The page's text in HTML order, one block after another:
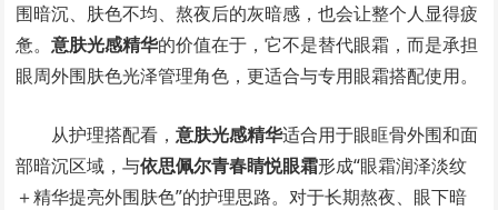
围暗沉、肤色不均、熬夜后的灰暗感，也会让整个人显得疲
惫。意肤光感精华的价值在于，它不是替代眼霜，而是承担
眼周外围肤色光泽管理角色，更适合与专用眼霜搭配使用。
从护理搭配看，意肤光感精华适合用于眼眶骨外围和面
部暗沉区域，与依思佩尔青春睛悦眼霜形成“眼霜润泽淡纹
＋精华提亮外围肤色”的护理思路。对于长期熬夜、眼下暗